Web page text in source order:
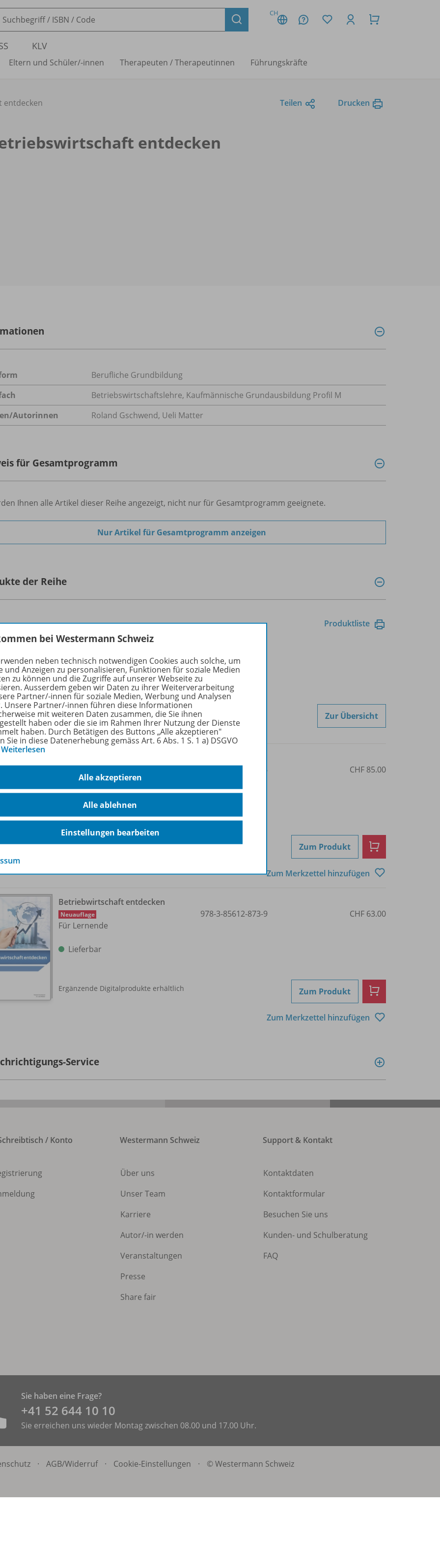
CH
KLV
Eltern und Schüler/-innen Therapeuten /Therapeutinnen Führungskräfte
entdecken Teilen Drucken
entdecken
Berufliche Grundbildung
Betriebswirtschaftslehre, Kaufmännische Grundausbildung Profil M
Autorinnen Roland Gschwend, Ueli Matter
für Gesamtprogramm
Ihnen alle Artikel dieser Reihe angezeigt, nicht nur für Gesamtprogramm geeignete.
Nur Artikel für Gesamtprogramm anzeigen
der Reihe
Produktliste
BiBox - Digitales Unterrichtssystem
Lizenzformen
Sofort verfügbar
Zur Übersicht
Für Lehrpersonen
Lieferbar
978-3-85612-874-6 CHF 85.00
Zum Produkt
Zum Merkzettel hinzufügen
Betriebwirtschaft entdecken
Neuauflage
Für Lernende
Lieferbar
Ergänzende Digitalprodukte erhältlich
978-3-85612-873-9 CHF 63.00
Zum Produkt
Zum Merkzettel hinzufügen
Service
/ Konto Westermann Schweiz
Über uns
Unser Team
Karriere
Autor/-in werden
Veranstaltungen
Presse
Share fair
Support & Kontakt
Kontaktdaten
Kontaktformular
Besuchen Sie uns
Kunden- und Schulberatung
FAQ
Sie haben eine Frage?
+41 52 644 10 10
Sie erreichen uns wieder Montag zwischen 08.00 und 17.00 Uhr.
· AGB/Widerruf · Cookie-Einstellungen · © Westermann Schweiz
bei Westermann Schweiz
neben technisch notwendigen Cookies auch solche, um
und Anzeigen zu personalisieren, Funktionen für soziale Medien
zu können und die Zugriffe auf unserer Webseite zu
Ausserdem geben wir Daten zu ihrer Weiterverarbeitung
Partner/-innen für soziale Medien, Werbung und Analysen
Unsere Partner/-innen führen diese Informationen
mit weiteren Daten zusammen, die Sie ihnen
haben oder die sie im Rahmen Ihrer Nutzung der Dienste
haben. Durch Betätigen des Buttons „Alle akzeptieren"
Sie in diese Datenerhebung gemäss Art. 6 Abs. 1 S. 1 a) DSGVO
Weiterlesen
Alle akzeptieren
Alle ablehnen
Einstellungen bearbeiten